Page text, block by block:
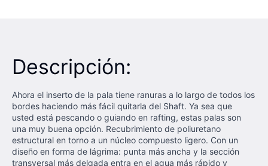
Descripción:
Ahora el inserto de la pala tiene ranuras a lo largo de todos los
bordes haciendo más fácil quitarla del Shaft. Ya sea que
usted está pescando o guiando en rafting, estas palas son
una muy buena opción. Recubrimiento de poliuretano
estructural en torno a un núcleo compuesto ligero. Con un
diseño en forma de lágrima: punta más ancha y la sección
transversal más delgada entra en el agua más rápido y